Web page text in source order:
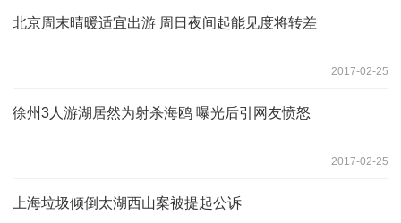
北京周末晴暖适宜出游 周日夜间起能见度将转差
2017-02-25
徐州3人游湖居然为射杀海鸥 曝光后引网友愤怒
2017-02-25
上海垃圾倾倒太湖西山案被提起公诉